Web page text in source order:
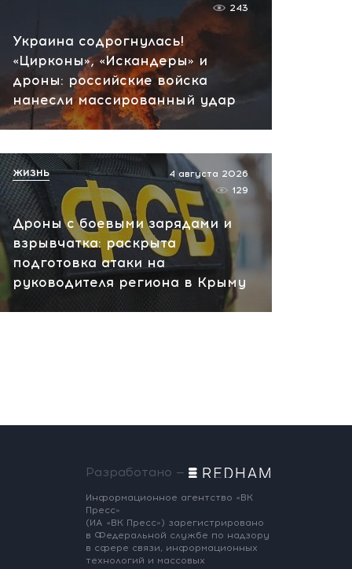
Украина содрогнулась!
«Цирконы», «Искандеры» и
дроны: российские войска
нанесли массированный удар
243
Дроны с боевыми зарядами и
взрывчатка: раскрыта
подготовка атаки на
руководителя региона в Крыму
4 августа 2026
129
ЖИЗНЬ
Разработано —
Информационное агентство «ВК
Пресс»
(ИА «ВК Пресс») зарегистрировано
в Федеральной службе по надзору
в сфере связи, информационных
технологий и массовых